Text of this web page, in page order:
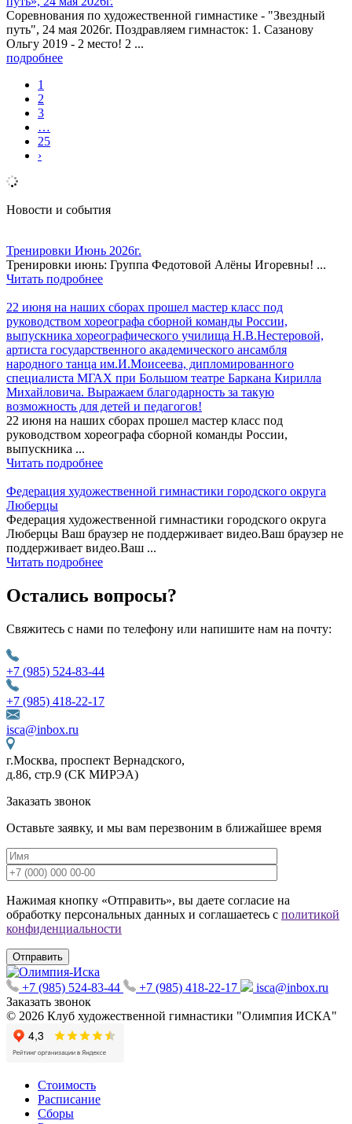
Соревнования по художественной гимнастике - "Звездный
путь", 24 мая 2026г. Поздравляем гимнасток: 1. Сазанову
Ольгу 2019 - 2 место! 2 ...
подробнее
1
2
3
…
25
›
Новости и события
Тренировки Июнь 2026г.
Тренировки июнь: Группа Федотовой Алёны Игоревны! ...
Читать подробнее
22 июня на наших сборах прошел мастер класс под
руководством хореографа сборной команды России,
выпускника хореографического училища Н.В.Нестеровой,
артиста государственного академического ансамбля
народного танца им.И.Моисеева, дипломированного
специалиста МГАХ при Большом театре Баркана Кирилла
Михайловича. Выражаем благодарность за такую
возможность для детей и педагогов!
22 июня на наших сборах прошел мастер класс под
руководством хореографа сборной команды России,
выпускника ...
Читать подробнее
Федерация художественной гимнастики городского округа
Люберцы
Федерация художественной гимнастики городского округа
Люберцы Ваш браузер не поддерживает видео.Ваш браузер не
поддерживает видео.Ваш ...
Читать подробнее
Остались вопросы?
Свяжитесь с нами по телефону или напишите нам на почту:
+7 (985) 524-83-44
+7 (985) 418-22-17
isca@inbox.ru
г.Москва, проспект Вернадского,
д.86, стр.9 (СК МИРЭА)
Заказать звонок
Оставьте заявку, и мы вам перезвоним в ближайшее время
Нажимая кнопку «Отправить», вы даете согласие на
обработку персональных данных и соглашаетесь с политикой
конфиденциальности
+7 (985) 524-83-44 +7 (985) 418-22-17
isca@inbox.ru
Заказать звонок
© 2026 Клуб художественной гимнастики "Олимпия ИСКА"
Стоимость
Расписание
Сборы